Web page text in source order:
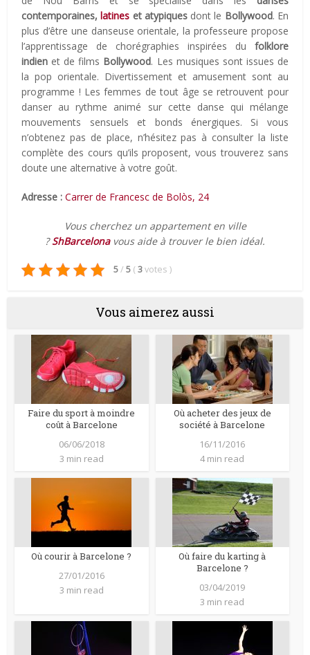
contemporaines, latines et atypiquesdont le Bollywood. En
plus d’être une danseuse orientale, la professeure propose
l’apprentissage de chorégraphies inspirées du folklore
indien et de films Bollywood. Les musiques sont issues de
la pop orientale. Divertissement et amusement sont au
programme ! Les femmes de tout âge se retrouvent pour
danser au rythme animé sur cette danse qui mélange
mouvements sensuels et bonds énergiques. Si vous
n’obtenez pas de place, n’hésitez pas à consulter la liste
complète des cours qu’ils proposent, vous trouverez sans
doute une alternative à votre goût.
Adresse : Carrer de Francesc de Bolòs, 24
Vous cherchez un appartement en ville
?ShBarcelonavous aide à trouver le bien idéal.
5/ 5 (3votes )
Vous aimerez aussi
Faire du sport à moindre
coût à Barcelone
06/06/2018
3 min read
Où acheter des jeux de
société à Barcelone
16/11/2016
4 min read
Où courir à Barcelone ?
27/01/2016
3 min read
Où faire du karting à
Barcelone ?
03/04/2019
3 min read